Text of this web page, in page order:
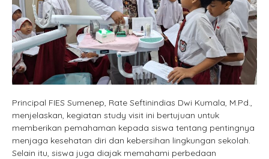
Principal FIES Sumenep, Rate Seftinindias Dwi Kumala, M.Pd.,
menjelaskan, kegiatan study visit ini bertujuan untuk
memberikan pemahaman kepada siswa tentang pentingnya
menjaga kesehatan diri dan kebersihan lingkungan sekolah.
Selain itu, siswa juga diajak memahami perbedaan